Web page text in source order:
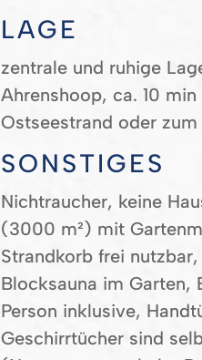
LAGE
zentrale und ruhige
Ahrenshoop, ca. 10
Ostseestrand oder
SONSTIGES
Nichtraucher, keine
(3000 m²) mit
Strandkorb frei
Blocksauna im Garten,
Person inklusive,
Geschirrtücher sind